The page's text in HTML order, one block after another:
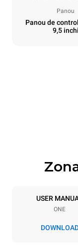
Panou
Panou de
9,5 inchi
5
Distance
USER
ONE